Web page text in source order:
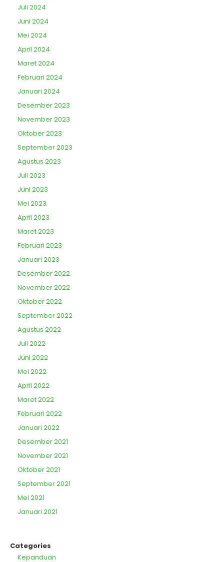
Juli 2024
Juni 2024
Mei 2024
April 2024
Maret 2024
Februari 2024
Januari 2024
Desember 2023
November 2023
Oktober 2023
September 2023
Agustus 2023
Juli 2023
Juni 2023
Mei 2023
April 2023
Maret 2023
Februari 2023
Januari 2023
Desember 2022
November 2022
Oktober 2022
September 2022
Agustus 2022
Juli 2022
Juni 2022
Mei 2022
April 2022
Maret 2022
Februari 2022
Januari 2022
Desember 2021
November 2021
Oktober 2021
September 2021
Mei 2021
Januari 2021
Categories
Kepanduan